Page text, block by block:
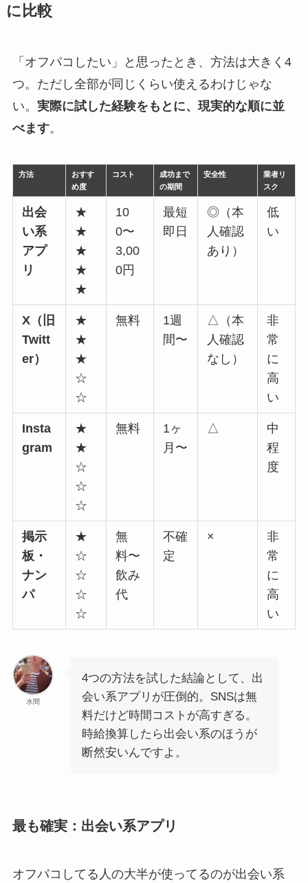
に比較
「オフパコしたい」と思ったとき、方法は大きく4
つ。ただし全部が同じくらい使えるわけじゃな
い。 実際に試した経験をもとに、現実的な順に並
べます。
方法
おすす
め度
コスト
成功まで
の期間
安全性
業者リ
スク
出会
い系
アプ
リ
★
★
★
★
★
10
0〜
3,00
0円
最短
即日
◎（本
人確認
あり）
低
い
X（旧
Twitt
er）
★
★
★
☆
☆
無料
1週
間〜
△（本
人確認
なし）
非
常
に
高
い
Insta
gram
★
★
☆
☆
☆
無料
1ヶ
月〜
△
中
程
度
掲示
板・
ナン
パ
★
☆
☆
☆
☆
無
料〜
飲み
代
不確
定
×
非
常
に
高
い
水間
4つの方法を試した結論として、出
会い系アプリが圧倒的。SNSは無
料だけど時間コストが高すぎる。
時給換算したら出会い系のほうが
断然安いんですよ。
最も確実：出会い系アプリ
オフパコしてる人の大半が使ってるのが出会い系